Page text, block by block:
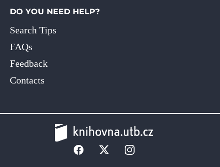
DO YOU NEED HELP?
Search Tips
FAQs
Feedback
Contacts